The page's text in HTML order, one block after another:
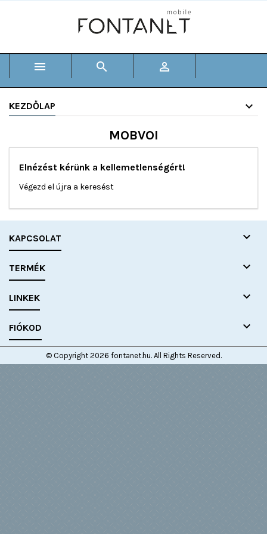
  
KEZDŐLAP
MOBVOI
Elnézést kérünk a kellemetlenségért!
Végezd el újra a keresést
KAPCSOLAT 
TERMÉK 
LINKEK 
FIÓKOD 
© Copyright 2026 fontanet.hu. All Rights Reserved.